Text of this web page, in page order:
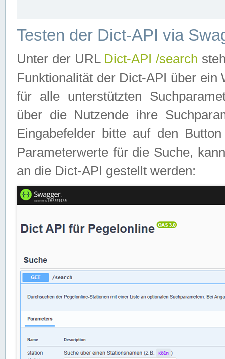
Testen der Dict-API via
Unter der URL Dict-API /search
Funktionalität der Dict-API über
für alle unterstützten
über die Nutzende ihre
Eingabefelder bitte auf den
Parameterwerte für die Suche,
an die Dict-API gestellt werden: